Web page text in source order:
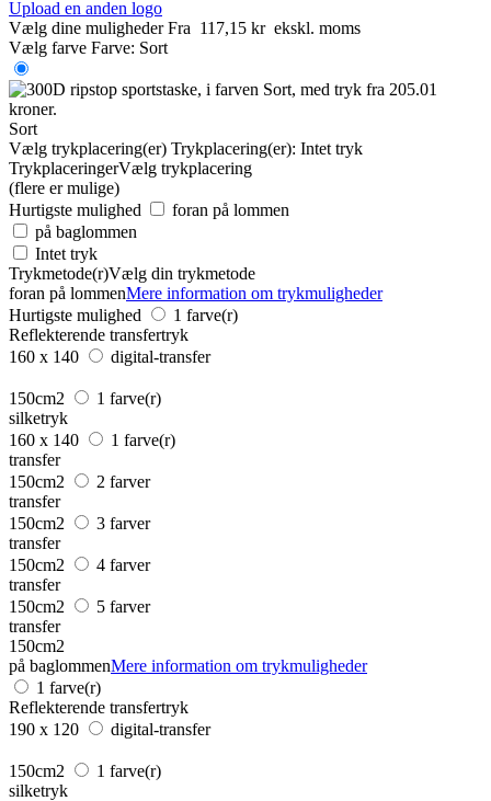
Upload en anden logo
Vælg dine muligheder Fra 117,15 kr ekskl. moms
Vælg farve Farve: Sort
Sort
Vælg trykplacering(er) Trykplacering(er): Intet tryk
TrykplaceringerVælg trykplacering
(flere er mulige)
Hurtigste mulighed
foran på lommen
på baglommen
Intet tryk
Trykmetode(r)Vælg din trykmetode
foran på lommenMere information om trykmuligheder
Hurtigste mulighed
1 farve(r)
Reflekterende transfertryk
160 x 140
digital-transfer
150cm2
1 farve(r)
silketryk
160 x 140
1 farve(r)
transfer
150cm2
2 farver
transfer
150cm2
3 farver
transfer
150cm2
4 farver
transfer
150cm2
5 farver
transfer
150cm2
på baglommenMere information om trykmuligheder
1 farve(r)
Reflekterende transfertryk
190 x 120
digital-transfer
150cm2
1 farve(r)
silketryk